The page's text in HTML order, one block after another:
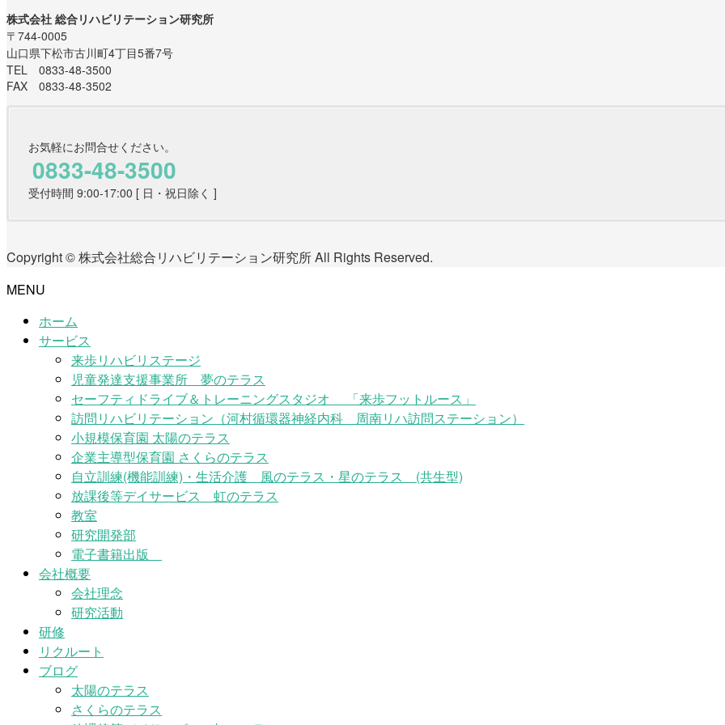
株式会社 総合リハビリテーション研究所
〒744-0005
山口県下松市古川町4丁目5番7号
TEL 0833-48-3500
FAX 0833-48-3502
お気軽にお問合せください。
0833-48-3500
受付時間 9:00-17:00 [ 日・祝日除く ]
Copyright © 株式会社総合リハビリテーション研究所 All Rights Reserved.
MENU
ホーム
サービス
来歩リハビリステージ
児童発達支援事業所 夢のテラス
セーフティドライブ＆トレーニングスタジオ 「来歩フットルース」
訪問リハビリテーション（河村循環器神経内科 周南リハ訪問ステーション）
小規模保育園 太陽のテラス
企業主導型保育園 さくらのテラス
自立訓練(機能訓練)・生活介護 風のテラス・星のテラス (共生型)
放課後等デイサービス 虹のテラス
教室
研究開発部
電子書籍出版
会社概要
会社理念
研究活動
研修
リクルート
ブログ
太陽のテラス
さくらのテラス